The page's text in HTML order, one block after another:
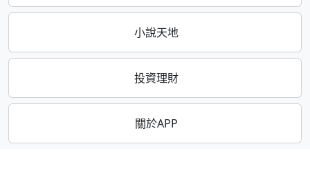
小說天地
投資理財
關於APP